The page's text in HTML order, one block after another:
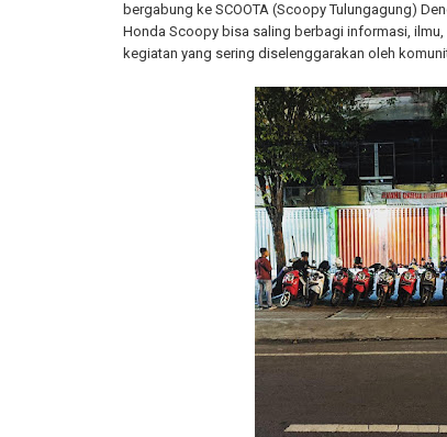
bergabung ke SCOOTA (Scoopy Tulungagung)
Honda Scoopy bisa saling berbagi informasi,
kegiatan yang sering diselenggarakan oleh